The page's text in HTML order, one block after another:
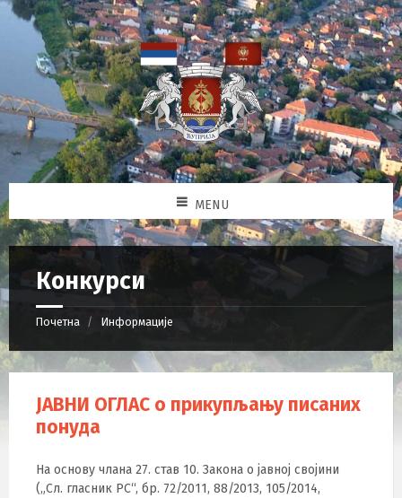
MENU
Конкурси
Почетна Информације
ЈАВНИ ОГЛАС о прикупљању писаних
понуда
На основу члана 27. став 10. Закона о јавној својини
(„Сл. глaсник РС“, бр. 72/2011, 88/2013, 105/2014,